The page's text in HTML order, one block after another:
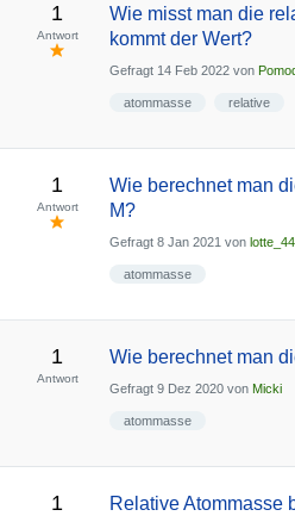
1
Antwort
Wie misst man die
kommt der Wert?
Gefragt 14 Feb 2022 von
atommasse relative
1
Antwort
Wie berechnet man
M?
Gefragt 8 Jan 2021 von
atommasse
1
Antwort
Wie berechnet man
Gefragt 9 Dez 2020 von Micki
atommasse
1 Relative Atommasse